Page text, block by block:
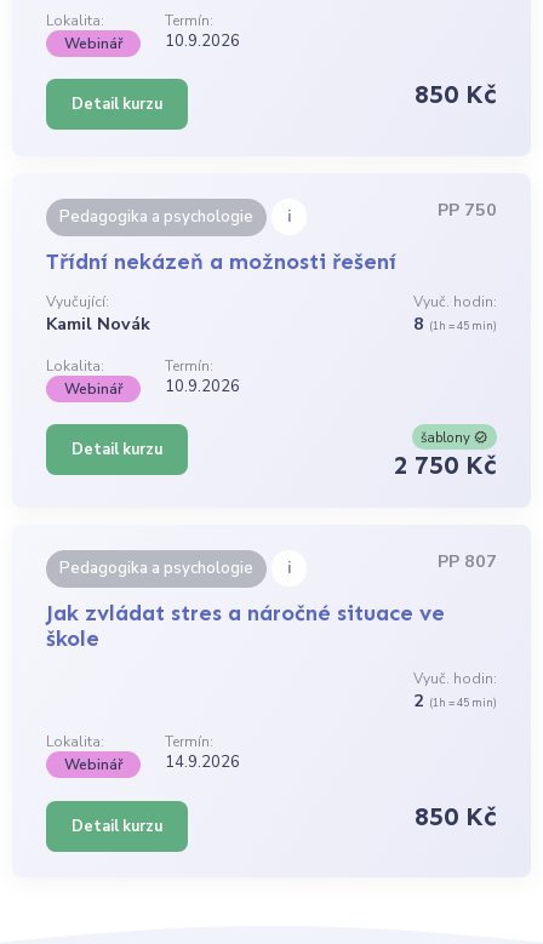
Lokalita:
Termín:
Webinář
10.9.2026
Detail kurzu 850 Kč
Pedagogika a psychologie i PP 750
Třídní nekázeň a možnosti řešení
Vyučující:
Kamil Novák
Vyuč. hodin:
8 (1h = 45 min)
Lokalita:
Termín:
Webinář
10.9.2026
Detail kurzu
šablony
2 750 Kč
Pedagogika a psychologie i PP 807
Jak zvládat stres a náročné situace ve
škole
Vyuč. hodin:
2 (1h = 45 min)
Lokalita:
Termín:
Webinář
14.9.2026
Detail kurzu 850 Kč